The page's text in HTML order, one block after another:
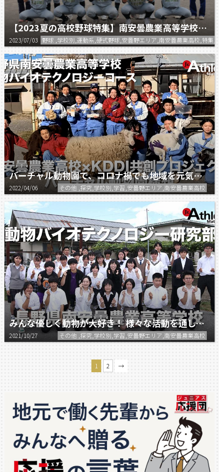
【2023夏の高校野球特集】南安曇農業高等学校 野球部
2023/07/03 野球 ,学校別,運動系,硬式野球,安曇野エリア,南安曇農業高校,特集,
バーチャル動物園で、コロナ禍でも地域を元気に！
2022/04/06 その他 ,探究,学校別,学習,安曇野エリア,南安曇農業高校
みんな優しく動物が大好き！ 様々な活動を通して地域の方々とも触れ合う。
2021/10/27 その他 ,探究,学校別,学習,安曇野エリア,南安曇農業高校
1 2 →